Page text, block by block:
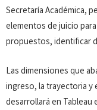
Secretaría Académica,
elementos de juicio
propuestos, identificar
Las dimensiones que
ingreso, la trayectoria y
desarrollará en Tableau